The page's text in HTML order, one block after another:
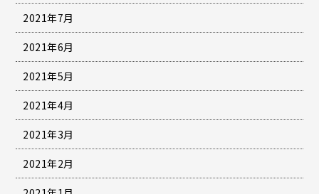
2021年7月
2021年6月
2021年5月
2021年4月
2021年3月
2021年2月